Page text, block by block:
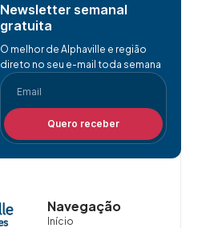
Newsletter semanal
gratuita
O melhor de Alphaville e região
direto no seu e-mail toda semana
Quero receber
Navegação
Início